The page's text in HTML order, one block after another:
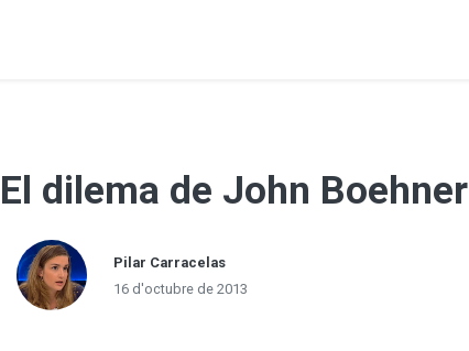
El dilema de John Boehner
Pilar Carracelas
16 d'octubre de 2013